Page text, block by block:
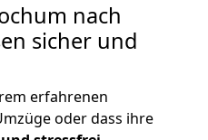
nach
sicher und
erfahrenen
oder dass ihre